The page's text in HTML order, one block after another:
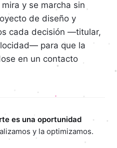
y se marcha sin
de diseño y
cada decisión —titular,
para que la
en un contacto
es una oportunidad
y la optimizamos.